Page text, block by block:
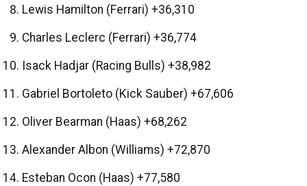
Lewis Hamilton (Ferrari) +36,310
Charles Leclerc (Ferrari) +36,774
Isack Hadjar (Racing Bulls) +38,982
Gabriel Bortoleto (Kick Sauber) +67,606
Oliver Bearman (Haas) +68,262
Alexander Albon (Williams) +72,870
Esteban Ocon (Haas) +77,580